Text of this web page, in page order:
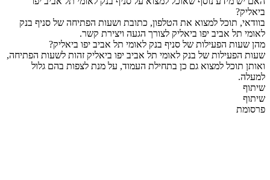
ביאליק?
בוודאי, תוכל למצוא את הטלפון, כתובת ושעות הפתיחה של סניף בנק
לאומי תל אביב יפו ביאליק לצורך הגעה ויצירת קשר.
מהן שעות הפעילות של סניף בנק לאומי תל אביב יפו ביאליק?
שעות הפעילות של בנק לאומי תל אביב יפו ביאליק זהות לשעות הפתיחה,
ואותן תוכל למצוא גם כן בתחילת העמוד, על מנת לצפות בהם גלול
למעלה.
שיתוף
שיתוף
פרסומת